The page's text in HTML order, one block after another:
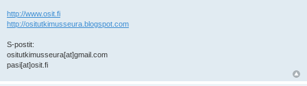
http://www.osit.fi
http://ositutkimusseura.blogspot.com
S-postit:
ositutkimusseura[at]gmail.com
pasi[at]osit.fi